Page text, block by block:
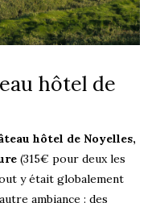
hôtel de
hôtel de Noyelles,
(315€ pour deux les
y était globalement
ambiance : des